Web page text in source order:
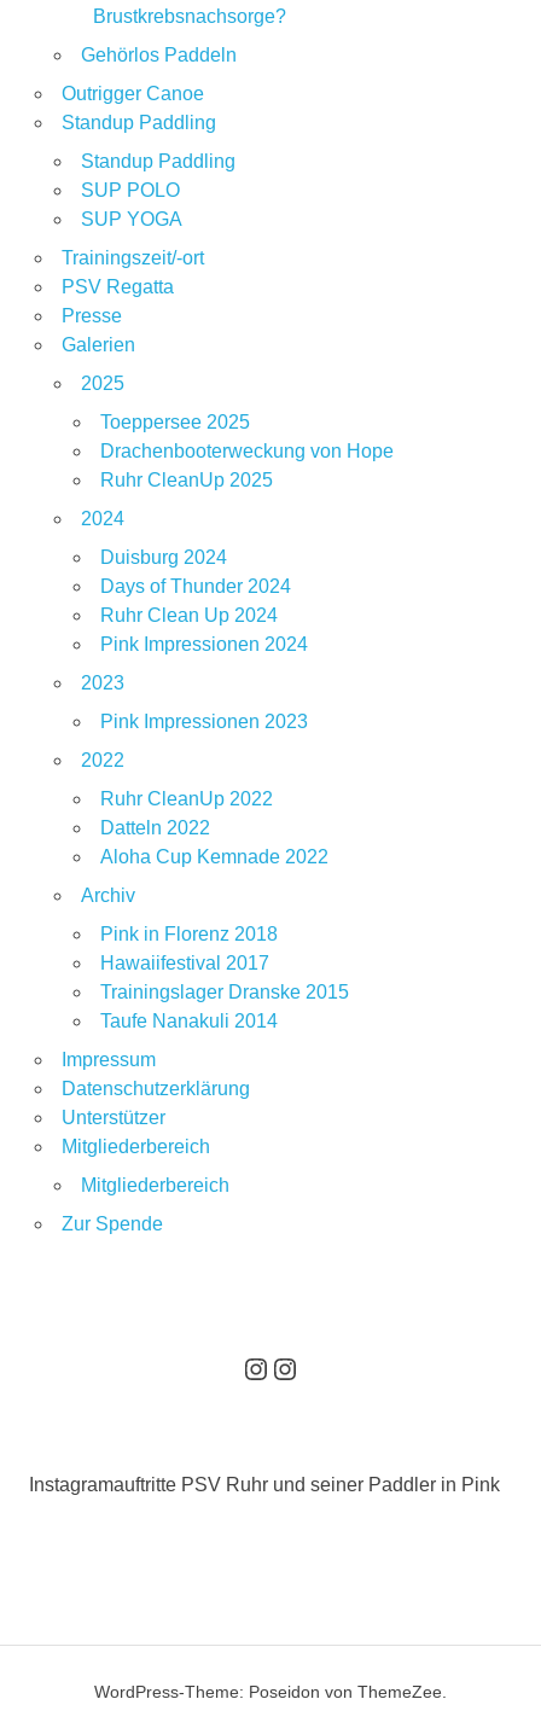
Brustkrebsnachsorge?
Gehörlos Paddeln
Outrigger Canoe
Standup Paddling
Standup Paddling
SUP POLO
SUP YOGA
Trainingszeit/-ort
PSV Regatta
Presse
Galerien
2025
Toeppersee 2025
Drachenbooterweckung von Hope
Ruhr CleanUp 2025
2024
Duisburg 2024
Days of Thunder 2024
Ruhr Clean Up 2024
Pink Impressionen 2024
2023
Pink Impressionen 2023
2022
Ruhr CleanUp 2022
Datteln 2022
Aloha Cup Kemnade 2022
Archiv
Pink in Florenz 2018
Hawaiifestival 2017
Trainingslager Dranske 2015
Taufe Nanakuli 2014
Impressum
Datenschutzerklärung
Unterstützer
Mitgliederbereich
Mitgliederbereich
Zur Spende
Hier geht es zum Instagram Auftritt des PSV RuhrHier geht es zum Instagramauftritt unserer pinken Paddler
Instagramauftritte PSV Ruhr und seiner Paddler in Pink
WordPress-Theme: Poseidon von ThemeZee.